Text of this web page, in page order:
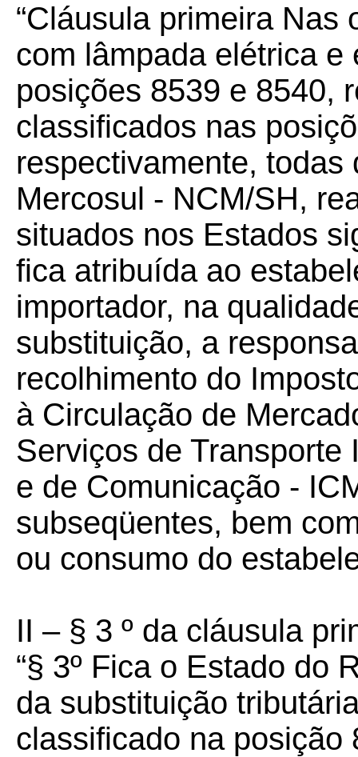
“Cláusula primeira Nas
com lâmpada elétrica
posições 8539 e 8540,
classificados nas
respectivamente,
Mercosul - NCM/SH,
situados nos Estados
fica atribuída ao
importador, na
substituição, a
recolhimento do
à Circulação de
Serviços de
e de Comunicação -
subseqüentes, bem
ou consumo do
II – § 3 º da cláusula
“§ 3º Fica o Estado do
da substituição
classificado na posição